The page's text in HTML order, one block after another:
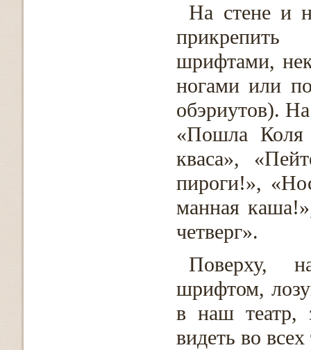
На стене и
шрифтами,
ногами или
обэриутов).
«Пошла
кваса»,
пироги!»,
манная
четверг».
Поверху,
шрифтом,
в наш театр,
видеть во всех